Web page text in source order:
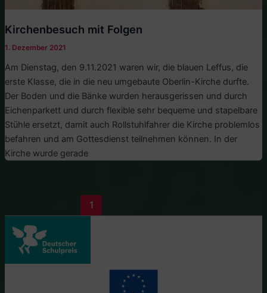
Kirchenbesuch mit Folgen
1. Dezember 2021
Am Dienstag, den 9.11.2021 waren wir, die blauen Leffus, die
erste Klasse, die in die neu umgebaute Oberlin-Kirche durfte.
Der Boden und die Bänke wurden herausgerissen und durch
Eichenparkett und durch flexible sehr bequeme und stapelbare
Stühle ersetzt, damit auch Rollstuhlfahrer die Kirche problemlos
befahren und am Gottesdienst teilnehmen können. In der
Kirche wurde gerade
pagination
1